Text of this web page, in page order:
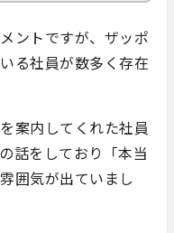
ントですが、ザッポ
る社員が数多く存在
案内してくれた社員
話をしており「本当
囲気が出ていまし